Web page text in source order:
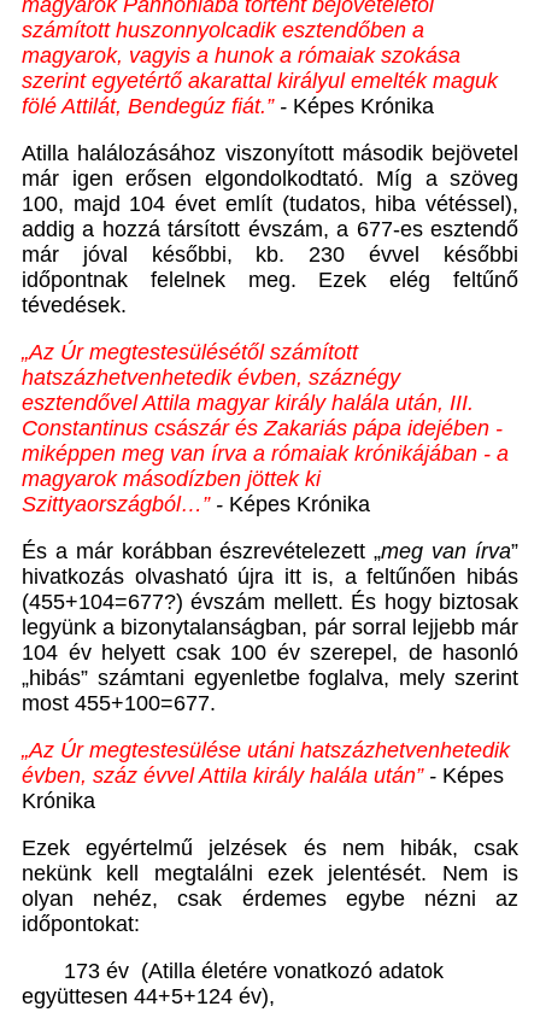
számított huszonnyolcadik esztendőben a
magyarok, vagyis a hunok a rómaiak szokása
szerint egyetértő akarattal királyul emelték maguk
fölé Attilát, Bendegúz fiát.” - Képes Krónika
Atilla halálozásához viszonyított második bejövetel
már igen erősen elgondolkodtató. Míg a szöveg
100, majd 104 évet említ (tudatos, hiba vétéssel),
addig a hozzá társított évszám, a 677-es esztendő
már jóval későbbi, kb. 230 évvel későbbi
időpontnak felelnek meg. Ezek elég feltűnő
tévedések.
„Az Úr megtestesülésétől számított
hatszázhetvenhetedik évben, száznégy
esztendővel Attila magyar király halála után, III.
Constantinus császár és Zakariás pápa idejében -
miképpen meg van írva a rómaiak krónikájában - a
magyarok másodízben jöttek ki
Szittyaországból…” - Képes Krónika
És a már korábban észrevételezett „meg van írva”
hivatkozás olvasható újra itt is, a feltűnően hibás
(455+104=677?) évszám mellett. És hogy biztosak
legyünk a bizonytalanságban, pár sorral lejjebb már
104 év helyett csak 100 év szerepel, de hasonló
„hibás” számtani egyenletbe foglalva, mely szerint
most 455+100=677.
„Az Úr megtestesülése utáni hatszázhetvenhetedik
évben, száz évvel Attila király halála után” - Képes
Krónika
Ezek egyértelmű jelzések és nem hibák, csak
nekünk kell megtalálni ezek jelentését. Nem is
olyan nehéz, csak érdemes egybe nézni az
időpontokat:
173 év (Atilla életére vonatkozó adatok
együttesen 44+5+124 év),